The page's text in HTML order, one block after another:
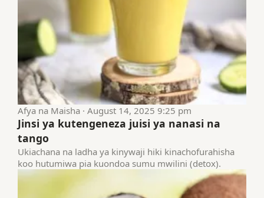
Afya na Maisha · August 14, 2025 9:25 pm
Jinsi ya kutengeneza juisi ya nanasi na
tango
Ukiachana na ladha ya kinywaji hiki kinachofurahisha
koo hutumiwa pia kuondoa sumu mwilini (detox).